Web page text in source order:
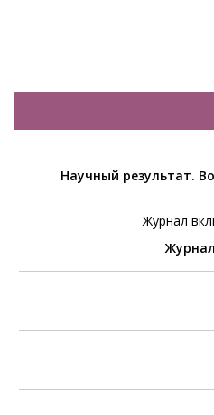
Научный результат.
Журнал